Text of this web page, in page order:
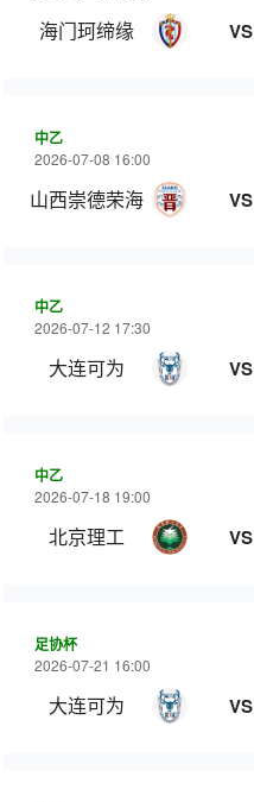
海门珂缔缘 VS
中乙
2026-07-08 16:00
山西崇德荣海 VS
中乙
2026-07-12 17:30
大连可为 VS
中乙
2026-07-18 19:00
北京理工 VS
足协杯
2026-07-21 16:00
大连可为 VS